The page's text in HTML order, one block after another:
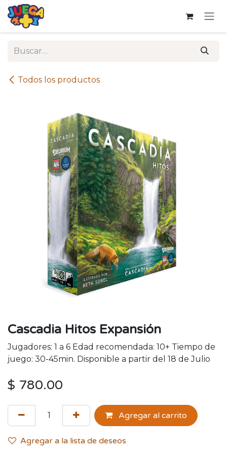
Ir al contenido
Todos los productos
Cascadia Hitos Expansión
Jugadores: 1 a 6 Edad recomendada: 10+ Tiempo de
juego: 30-45min. Disponible a partir del 18 de Julio
$ 780.00
Agregar al carrito
Agregar a la lista de deseos